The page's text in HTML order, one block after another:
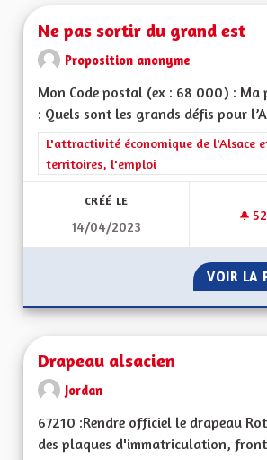
Ne pas sortir du grand est
Proposition anonyme
Mon Code postal (ex : 68 000) : Ma
: Quels sont les grands défis pour
Filtrer les résultats de la catégorie :
L'attractivité économique de l'Alsace
territoires, l'emploi
CRÉÉ LE
14/04/2023
52
VOIR LA
Drapeau alsacien
Jordan
67210 :Rendre officiel le drapeau
des plaques d'immatriculation,